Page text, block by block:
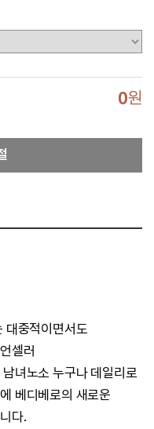
0원
대중적이면서도
셀러
녀노소 누구나 데일리로
베디베로의 새로운
다.